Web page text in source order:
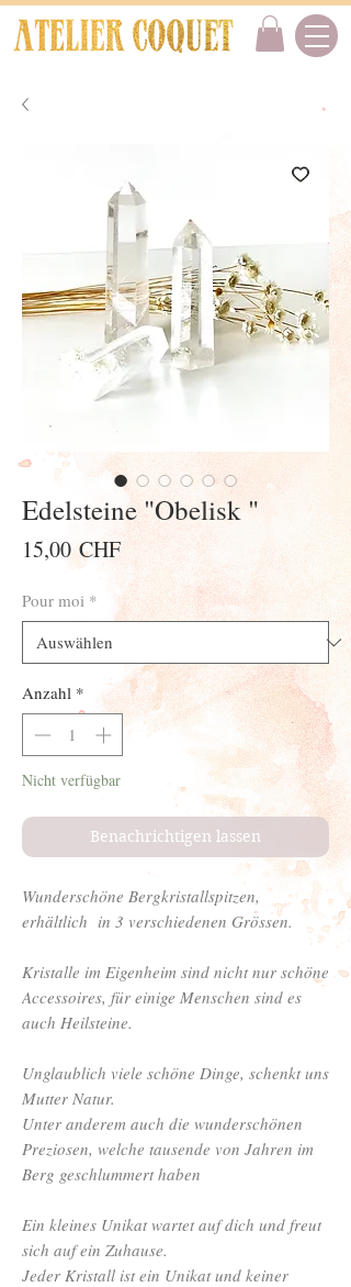
Edelsteine "Obelisk "
15,00 CHFPreis
Pour moi *
Anzahl *
Nicht verfügbar
Benachrichtigen lassen
Wunderschöne Bergkristallspitzen,
erhältlich in 3 verschiedenen Grössen.
Kristalle im Eigenheim sind nicht nur schöne
Accessoires, für einige Menschen sind es
auch Heilsteine.
Unglaublich viele schöne Dinge, schenkt uns
Mutter Natur.
Unter anderem auch die wunderschönen
Preziosen, welche tausende von Jahren im
Berg geschlummert haben
Ein kleines Unikat wartet auf dich und freut
sich auf ein Zuhause.
Jeder Kristall ist ein Unikat und keiner